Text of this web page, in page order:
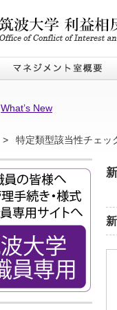
What’s New
> 特定類型該当性チェッ